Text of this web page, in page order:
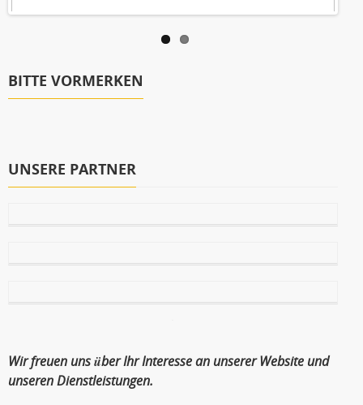
BITTE VORMERKEN
UNSERE PARTNER
Wir freuen uns über Ihr Interesse an unserer Website und
unseren Dienstleistungen.